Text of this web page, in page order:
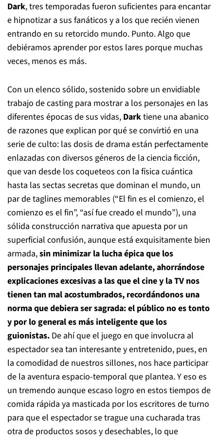
Dark, tres temporadas fueron suficientes para encantar
e hipnotizar a sus fanáticos y a los que recién vienen
entrando en su retorcido mundo. Punto. Algo que
debiéramos aprender por estos lares porque muchas
veces, menos es más.
Con un elenco sólido, sostenido sobre un envidiable
trabajo de casting para mostrar a los personajes en las
diferentes épocas de sus vidas, Darktiene una abanico
de razones que explican por qué se convirtió en una
serie de culto: las dosis de drama están perfectamente
enlazadas con diversos géneros de la ciencia ficción,
que van desde los coqueteos con la física cuántica
hasta las sectas secretas que dominan el mundo, un
par de taglines memorables (“El fin es el comienzo, el
comienzo es el fin”, “así fue creado el mundo”), una
sólida construcción narrativa que apuesta por un
superficial confusión, aunque está exquisitamente bien
armada,sin minimizar la lucha épica que los
personajes principales llevan adelante, ahorrándose
explicaciones excesivas a las que el cine y la TV nos
tienen tan mal acostumbrados, recordándonos una
norma que debiera ser sagrada: el público no es tonto
y por lo general es más inteligente que los
guionistas. De ahí que el juego en que involucra al
espectador sea tan interesante y entretenido, pues, en
la comodidad de nuestros sillones, nos hace participar
de la aventura espacio-temporal que plantea. Y eso es
un tremendo aunque escaso logro en estos tiempos de
comida rápida ya masticada por los escritores de turno
para que el espectador se trague una cucharada tras
otra de productos sosos y desechables, lo que